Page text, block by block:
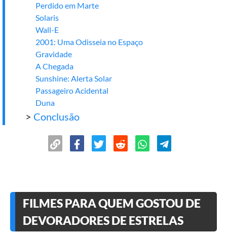
Perdido em Marte
Solaris
Wall-E
2001: Uma Odisseia no Espaço
Gravidade
A Chegada
Sunshine: Alerta Solar
Passageiro Acidental
Duna
> Conclusão
FILMES PARA QUEM GOSTOU DE
DEVORADORES DE ESTRELAS